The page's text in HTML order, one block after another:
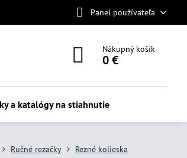
Panel používateľa
Nákupný košík
0 €
a katalógy na stiahnutie
Ručné rezačky
Rezné kolieska